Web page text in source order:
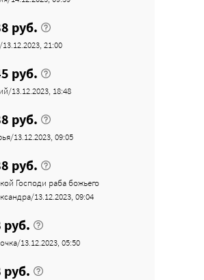
руб.
21:00
руб.
13.12.2023, 18:48
руб.
13.12.2023, 09:05
руб.
Господи раба божьего
13.12.2023, 09:04
руб.
13.12.2023, 05:50
руб.